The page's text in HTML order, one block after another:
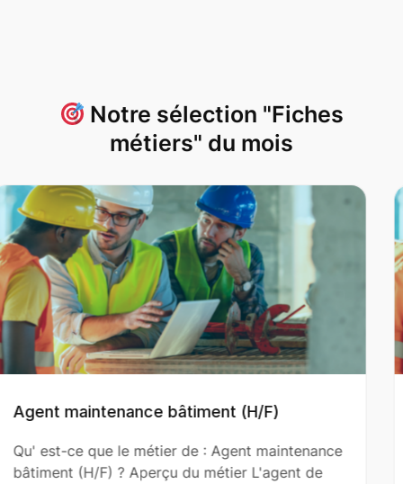
Notre sélection "Fiches
métiers" du mois
F)
de
Aide Couvreur (H/F)
Qu' est-ce que le métier de : Aide
(H/F) ? Aperçu du métier L'aide